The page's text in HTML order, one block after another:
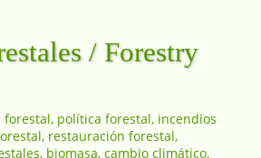
/ Forestry
política forestal, incendios
restauración forestal,
biomasa, cambio climático,